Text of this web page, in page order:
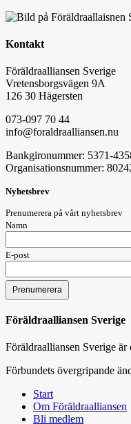
Kontakt
Föräldraalliansen Sverige
Vretensborgsvägen 9A
126 30 Hägersten
073-097 70 44
info@foraldraalliansen.nu
Bankgironummer: 5371-
Organisationsnummer:
Nyhetsbrev
Prenumerera på vårt nyhetsbrev
Namn
E-post
Föräldraalliansen Sverige
Föräldraalliansen Sverige
Förbundets övergripande
Start
Om Föräldraalliansen
Bli medlem